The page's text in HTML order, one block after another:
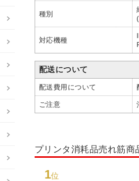
種別
対応機種
配送について
配送費用について
ご注意
プリンタ消耗品売れ筋商
1位